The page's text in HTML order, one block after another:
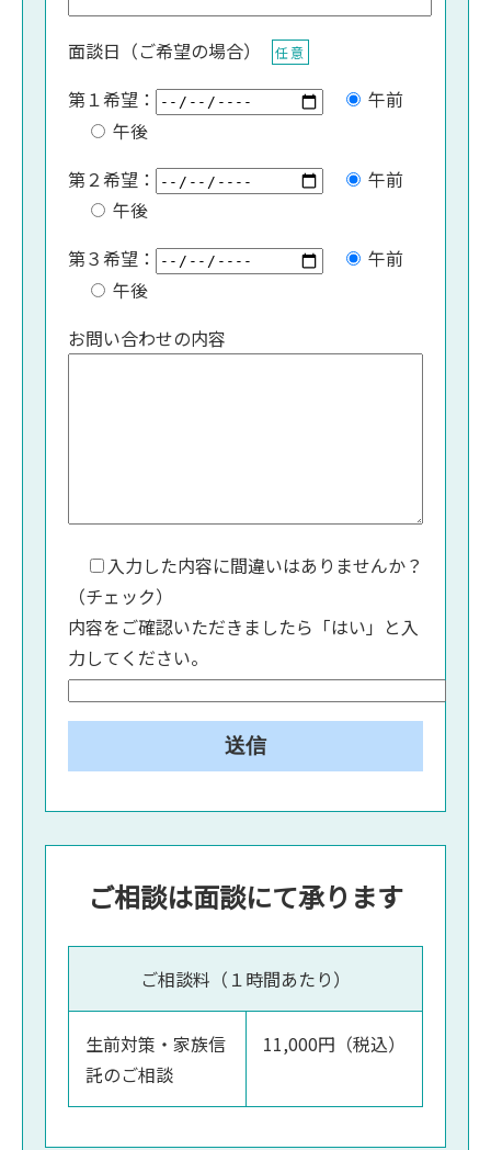
面談日（ご希望の場合） 任意
第１希望：
午前
午後
第２希望：
午前
午後
第３希望：
午前
午後
お問い合わせの内容
入力した内容に間違いはありませんか？
（チェック）
内容をご確認いただきましたら「はい」と入
力してください。
ご相談は面談にて承ります
ご相談料（１時間あたり）
生前対策・家族信
託のご相談
11,000円（税込）